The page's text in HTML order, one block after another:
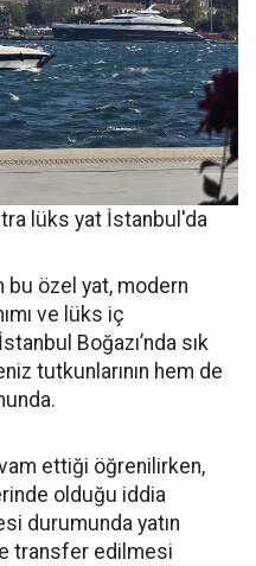
lüks yat İstanbul'da
bu özel yat, modern
ve lüks iç
Boğazı’nda sık
tutkunlarının hem de
ettiği öğrenilirken,
olduğu iddia
durumunda yatın
transfer edilmesi